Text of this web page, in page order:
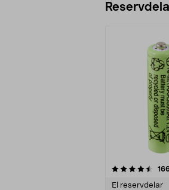
El reservdelar